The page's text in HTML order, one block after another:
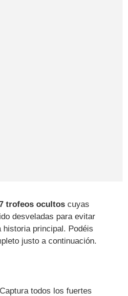
trofeos ocultos cuyas
desveladas para evitar
principal. Podéis
justo a continuación.
todos los fuertes